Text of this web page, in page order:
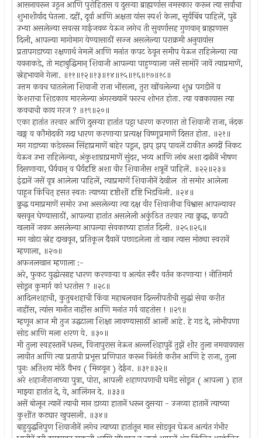
आसनावरून उठून आणि पुरोहितास व दुसर्‍या ब्राह्मणांस नमस्कार करून त्या सर्वांचा
शुभाशीर्वाद घेतला. दहीं, दूर्वा आणि अक्षता यांस स्पर्श केला, सूर्यबिंब पाहिलें, पुढें
उभ्या असलेल्या सवत्स गाईजवळ येऊन लगेच ती सुवर्णासह गुणवान् ब्राह्मणास
दिली, आपल्या मागोमाग येण्यासाठीं सज्ज असलेल्या पराक्रमी अनुयायांस
प्रतापगडाच्या रक्षणार्थ नेमलें आणि मनांत कपट ठेवून समीप येऊन राहिलेल्या त्या
यवनाकडे, तो महाबुद्धिमान् शिवाजी आपल्या पाहुण्याला जसें सामोरें जावें त्याप्रमाणें,
स्नेहभावाने गेला. ॥११॥१२॥१३॥१४॥१५॥१६॥१७॥१८॥
उत्तम कवच घातलेला शिवाजी राजा भोंसला, तुरा खोंवलेल्या शुभ्र पगडीनें व
केशराचा शिडकाव मारलेल्या अंगरख्यानें फारच शोभत होता. त्या वज्रकायास त्या
कवचाची काय गरज ? ॥१९॥२०॥
एका हातांत तरवार आणि दुसर्‍या हातांत पट्टा धारण करणारा तो शिवाजी राजा, नंदक
खङ्ग व कौमोदकी गदा धारण करणार्‍या प्रत्यक्ष विष्णूप्रमाणें दिसत होता. ॥२१॥
मग गडाच्या कडेवरून सिंहाप्रमाणें बाहेर पडून, झप् झप् पावलें टाकीत अगदीं निकट
येऊन उभा राहिलेल्या, अंकुशाग्राप्रमाणें सुंदर, भव्य आणि लांब अशा दाढीनें भीषण
दिसणार्‍या, धैर्यवान् व धैर्यदृष्टि अशा वीर शिवाजीस शत्रूनें पाहिलें. ॥२२॥२३॥
इंद्रानें जसें वृत्र आलेला पाहिलें, त्याप्रमाणें शिवाजीनें देखील तो समोर आलेला
पाहून किंचित् हसत स्वतः त्याच्या दृष्टीशीं दृष्टि भिडविली. ॥२४॥
क्रुद्ध यमाप्रमाणें समोर उभा असलेल्या त्या दक्ष वीर शिवाजीचा विश्वास आपल्यावर
बसवून घेण्यासाठीं, आपल्या हातांत असलेली अकुंठित तरवार त्या क्रुद्ध, कपटी
खलानें जवळ असलेल्या आपल्या सेवकाच्या हातांत दिली. ॥२५॥२६॥
मग खोटा स्नेह दाखवून, प्रतिकूल दैवानें पछाडलेला तो खान त्यास मोठ्या स्वरानें
म्हणाला, ॥२७॥
अफजलखान म्हणाला :-
अरे, फुकट युद्धोत्साह धारण करणार्‍या व अत्यंत स्वैर वर्तन करणार्‍या ! नीतिमार्ग
सोडून कुमार्ग कां धरतोस ? ॥२८॥
आदिलशहाची, कुतुबशहाची किंवा महाबलवान दिल्लीपतीची सुद्धां सेवा करीत
नाहींस, त्यांस मानीत नाहींस आणि मनांत गर्व वाहतोस ! ॥२९॥
म्हणून आज मी तुज उद्धटाला शिक्षा लावण्यासाठीं आलों आहे. हे गड दे, लोभीपणा
सोड आणि मला शरण ये. ॥३०॥
मी तुला स्वहस्तानें धरून, विजापुरास नेऊन अल्लशिहापुढें तुझें शीर तुला नमवावयास
लावीत आणि त्या प्रतापी प्रभूस प्रणिपात करून विनंती करीन आणि हे राजा, तुला
पुनः अतिशय मोठें वैभव ( मिळवून ) देईन. ॥३१॥३२॥
अरे शहाजीराजाच्या पुत्रा, पोरा, आपली शहाणपणाची घमेंड सोडून ( आपला ) हात
माझ्या हातांत दे, ये, आलिंगन दे. ॥३३॥
असें बोलून त्यानें त्याची मान डाव्या हातानें धरून दुसर्‍या - उजव्या हातानें त्याच्या
कुशींत कट्यार खुपसली. ॥३४॥
बाहुयुद्धनिपुण शिवाजीनें लगेच त्याच्या हातांतून मान सोडवून घेऊन अत्यंत गंभीर